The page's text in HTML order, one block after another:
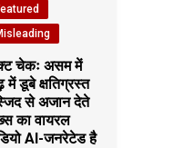
चेकः असम में
में डूबे क्षतिग्रस्त
से अजान देते
का वायरल
AI-जनरेटेड है